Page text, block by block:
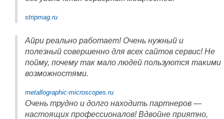
stripmag.ru
Айри реально работает! Очень нужный и
полезный совершенно для всех сайтов сервис! Не
пойму, почему так мало людей пользуются такими
возможностями.
metallographic-microscopes.ru
Очень трудно и долго находить партнеров —
настоящих профессионалов! Вдвойне приятно,